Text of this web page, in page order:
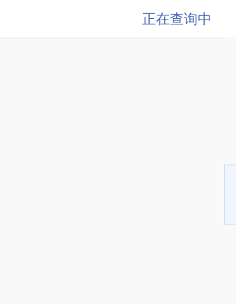
正在查询中